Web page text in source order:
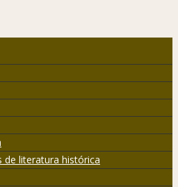
de literatura histórica